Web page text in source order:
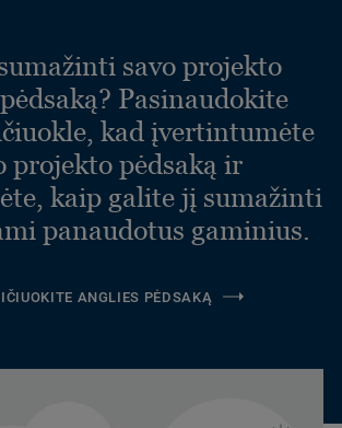
savo projekto
Pasinaudokite
kad įvertintumėte
projekto pėdsaką ir
kaip galite jį sumažinti
panaudotus gaminius.
ANGLIES PĖDSAKĄ